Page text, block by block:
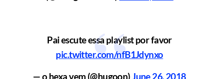
Pai escute essa playlist por favor
pic.twitter.com/nfB1Jdynxo
— o hexa vem (@hugoon)June 26, 2018